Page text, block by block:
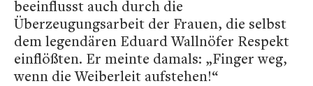
beeinflusst auch durch die
Überzeugungsarbeit der Frauen, die selbst
dem legendären Eduard Wallnöfer Respekt
einflößten. Er meinte damals: „Finger weg,
wenn die Weiberleit aufstehen!“